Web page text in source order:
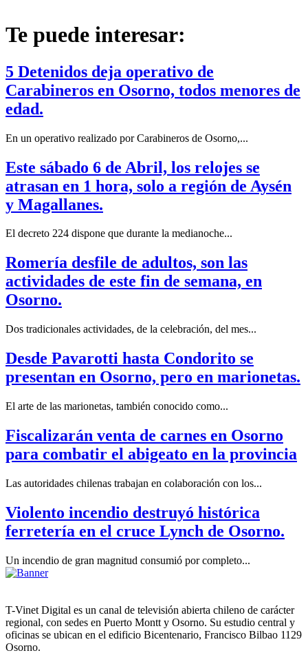
Te puede interesar:
5 Detenidos deja operativo de
Carabineros en Osorno, todos menores de
edad.
En un operativo realizado por Carabineros de Osorno,...
Este sábado 6 de Abril, los relojes se
atrasan en 1 hora, solo a región de Aysén
y Magallanes.
El decreto 224 dispone que durante la medianoche...
Romería desfile de adultos, son las
actividades de este fin de semana, en
Osorno.
Dos tradicionales actividades, de la celebración, del mes...
Desde Pavarotti hasta Condorito se
presentan en Osorno, pero en marionetas.
El arte de las marionetas, también conocido como...
Fiscalizarán venta de carnes en Osorno
para combatir el abigeato en la provincia
Las autoridades chilenas trabajan en colaboración con los...
Violento incendio destruyó histórica
ferretería en el cruce Lynch de Osorno.
Un incendio de gran magnitud consumió por completo...
T-Vinet Digital es un canal de televisión abierta chileno de carácter
regional, con sedes en Puerto Montt y Osorno. Su estudio central y
oficinas se ubican en el edificio Bicentenario, Francisco Bilbao 1129
Osorno.